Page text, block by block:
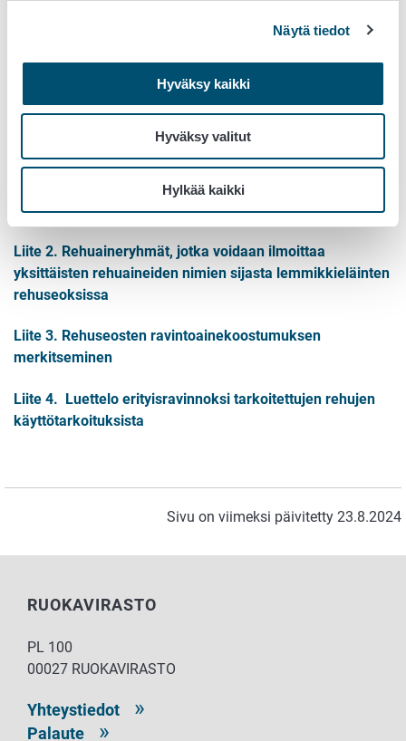
Näytä tiedot
Hyväksy kaikki
Hyväksy valitut
Hylkää kaikki
10 ESIMERKKEJÄ REHUJEN
MARKKINOINNISSA
ESITETTÄVISTÄ VÄITTÄMISTÄ
Liite 1. Rehuaineluokkien mukaiset pakolliset
ravintoainemerkinnät
Liite 2. Rehuaineryhmät, jotka voidaan ilmoittaa
yksittäisten rehuaineiden nimien sijasta lemmikkieläinten
rehuseoksissa
Liite 3. Rehuseosten ravintoainekoostumuksen
merkitseminen
Liite 4. Luettelo erityisravinnoksi tarkoitettujen rehujen
käyttötarkoituksista
Sivu on viimeksi päivitetty 23.8.2024
RUOKAVIRASTO
PL 100
00027 RUOKAVIRASTO
Yhteystiedot
Palaute